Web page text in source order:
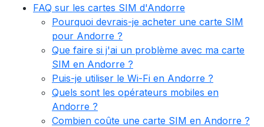
FAQ sur les cartes SIM d'Andorre
Pourquoi devrais-je acheter une carte SIM
pour Andorre ?
Que faire si j'ai un problème avec ma carte
SIM en Andorre ?
Puis-je utiliser le Wi-Fi en Andorre ?
Quels sont les opérateurs mobiles en
Andorre ?
Combien coûte une carte SIM en Andorre ?